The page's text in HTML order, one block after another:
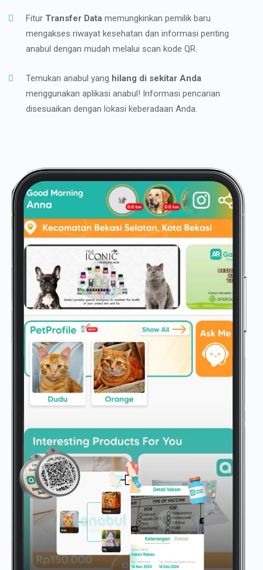
Fitur Transfer Data memungkinkan pemilik baru
mengakses riwayat kesehatan dan informasi penting
anabul dengan mudah melalui scan kode QR.
Temukan anabul yang hilang di sekitar Anda
menggunakan aplikasi anabul! Informasi pencarian
disesuaikan dengan lokasi keberadaan Anda.